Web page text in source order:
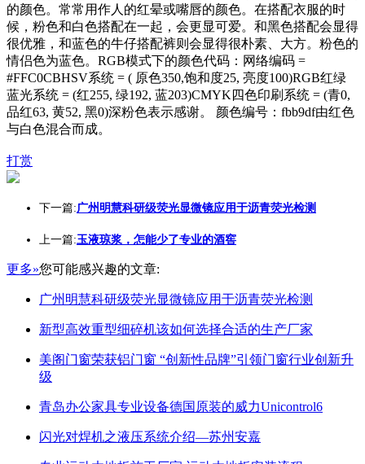
的颜色。常常用作人的红晕或嘴唇的颜色。在搭配衣服的时
候，粉色和白色搭配在一起，会更显可爱。和黑色搭配会显得
很优雅，和蓝色的牛仔搭配裤则会显得很朴素、大方。粉色的
情侣色为蓝色。RGB模式下的颜色代码：网络编码 =
#FFC0CBHSV系统 = ( 原色350,饱和度25, 亮度100)RGB红绿
蓝光系统 = (红255, 绿192, 蓝203)CMYK四色印刷系统 = (青0,
品红63, 黄52, 黑0)深粉色表示感谢。 颜色编号：fbb9df由红色
与白色混合而成。
打赏
下一篇:广州明慧科研级荧光显微镜应用于沥青荧光检测
上一篇:玉液琼浆，怎能少了专业的酒窖
更多»您可能感兴趣的文章:
广州明慧科研级荧光显微镜应用于沥青荧光检测
新型高效重型细碎机该如何选择合适的生产厂家
美阁门窗荣获铝门窗 “创新性品牌”引领门窗行业创新升
级
青岛办公家具专业设备德国原装的威力Unicontrol6
闪光对焊机之液压系统介绍—苏州安嘉